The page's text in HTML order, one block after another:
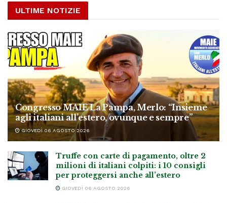
ULTIME NOTIZIE
Congresso MAIE La Pampa, Merlo: “Insieme
agli italiani all’estero, ovunque e sempre”
GIOVEDÌ 06 AGOSTO 2026
Truffe con carte di pagamento, oltre 2
milioni di italiani colpiti: i 10 consigli
per proteggersi anche all’estero
GIOVEDÌ 06 AGOSTO 2026